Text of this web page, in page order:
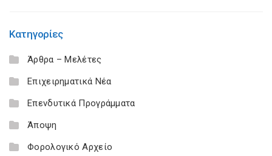
Κατηγορίες
Άρθρα – Μελέτες
Επιχειρηματικά Νέα
Επενδυτικά Προγράμματα
Άποψη
Φορολογικό Αρχείο